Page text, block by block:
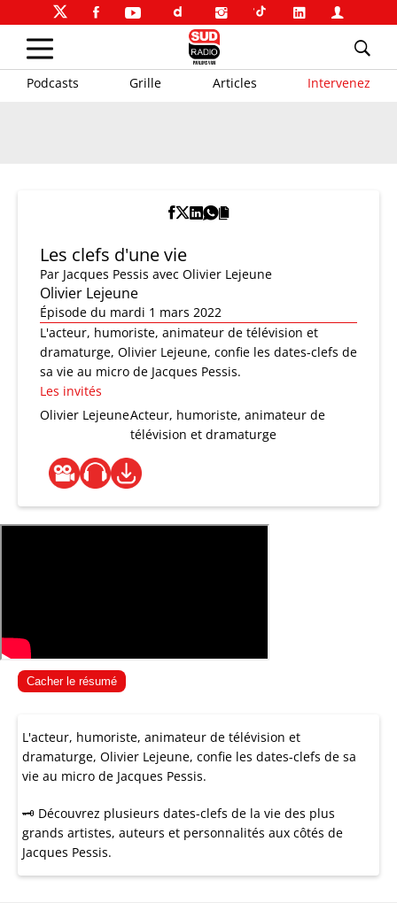
Podcasts Grille Articles Intervenez
Les clefs d'une vie
Par Jacques Pessis avec Olivier Lejeune
Olivier Lejeune
Épisode du mardi 1 mars 2022
L'acteur, humoriste, animateur de télévision et
dramaturge, Olivier Lejeune, confie les dates-clefs de
sa vie au micro de Jacques Pessis.
Les invités
Olivier LejeuneActeur, humoriste, animateur de
télévision et dramaturge
Cacher le résumé
L'acteur, humoriste, animateur de télévision et
dramaturge, Olivier Lejeune, confie les dates-clefs de sa
vie au micro de Jacques Pessis.
🗝 Découvrez plusieurs dates-clefs de la vie des plus
grands artistes, auteurs et personnalités aux côtés de
Jacques Pessis.